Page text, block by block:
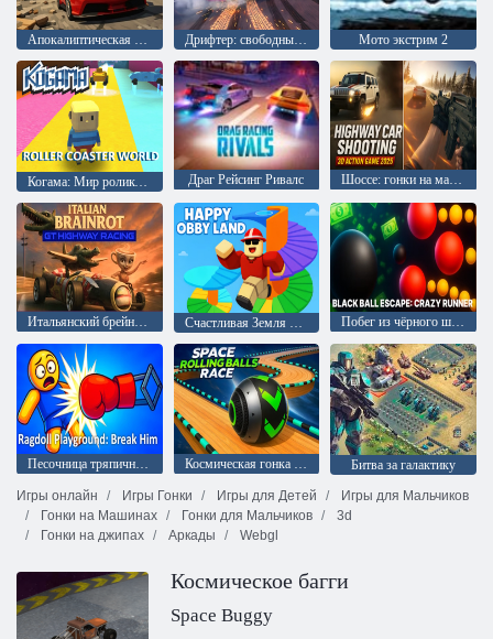
Апокалиптическая погоня Дрифтер: свободный дрифт Мото экстрим 2
Когама: Мир роликовых машин Драг Рейсинг Ривалс Шоссе: гонки на машинах 3D экшен 2025
Итальянский брейнрот Шоссейные гонки ГТ Счастливая Земля Обби Побег из чёрного шара: Безумный бегун
Песочница тряпичных кукол: Поломай его Космическая гонка с катящимися шарами
Битва за галактику
Игры онлайн
Игры Гонки Игры для Детей
Игры для Мальчиков
Гонки на Машинах
Гонки для Мальчиков
3d
Гонки на джипах
Аркады Webgl
Космическое багги
Space Buggy